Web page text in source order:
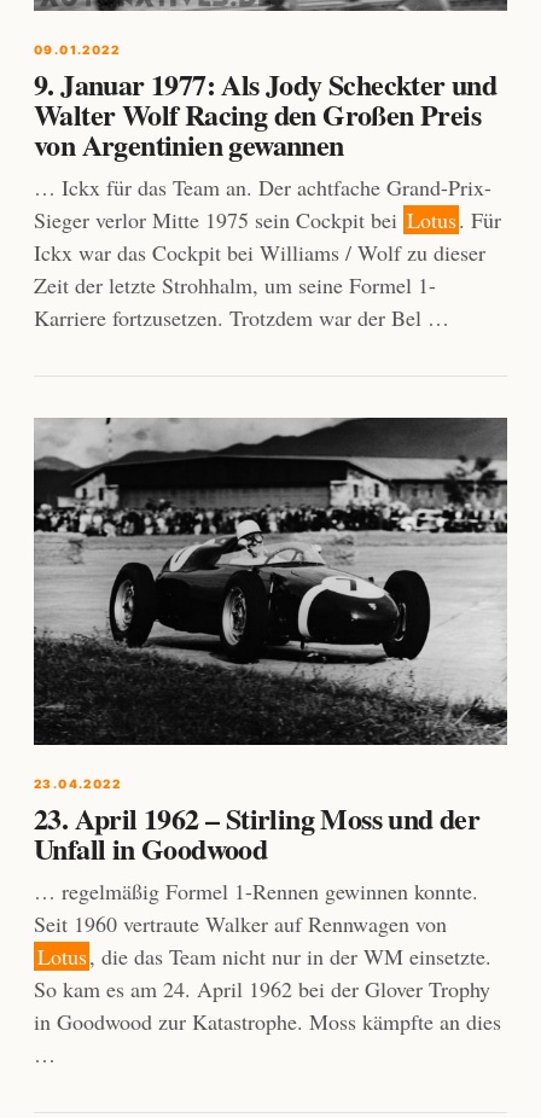
09.01.2022
9. Januar 1977: Als Jody Scheckter und
Walter Wolf Racing den Großen Preis
von Argentinien gewannen
… Ickx für das Team an. Der achtfache Grand-Prix-
Sieger verlor Mitte 1975 sein Cockpit bei Lotus. Für
Ickx war das Cockpit bei Williams / Wolf zu dieser
Zeit der letzte Strohhalm, um seine Formel 1-
Karriere fortzusetzen. Trotzdem war der Bel …
23.04.2022
23. April 1962 – Stirling Moss und der
Unfall in Goodwood
… regelmäßig Formel 1-Rennen gewinnen konnte.
Seit 1960 vertraute Walker auf Rennwagen von
Lotus, die das Team nicht nur in der WM einsetzte.
So kam es am 24. April 1962 bei der Glover Trophy
in Goodwood zur Katastrophe. Moss kämpfte an dies
…